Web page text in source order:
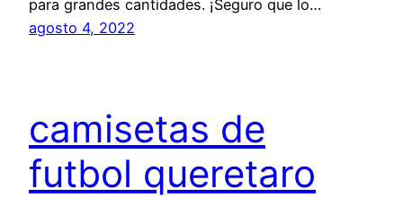
para grandes cantidades. ¡Seguro que lo…
agosto 4, 2022
camisetas de
futbol queretaro